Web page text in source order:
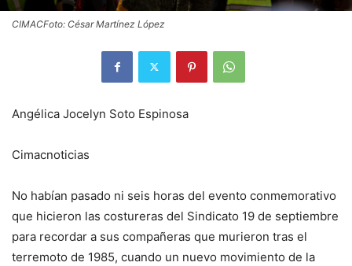
CIMACFoto: César Martínez López
Angélica Jocelyn Soto Espinosa
Cimacnoticias
No habían pasado ni seis horas del evento conmemorativo
que hicieron las costureras del Sindicato 19 de septiembre
para recordar a sus compañeras que murieron tras el
terremoto de 1985, cuando un nuevo movimiento de la